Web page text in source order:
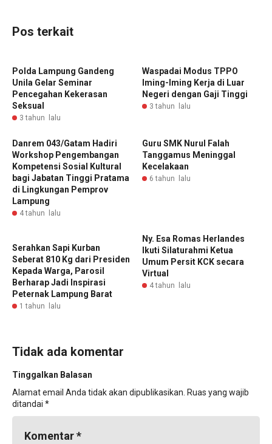
Pos terkait
Polda Lampung Gandeng
Unila Gelar Seminar
Pencegahan Kekerasan
Seksual
3 tahun lalu
Waspadai Modus TPPO
Iming-Iming Kerja di Luar
Negeri dengan Gaji Tinggi
3 tahun lalu
Danrem 043/Gatam Hadiri
Workshop Pengembangan
Kompetensi Sosial Kultural
bagi Jabatan Tinggi Pratama
di Lingkungan Pemprov
Lampung
4 tahun lalu
Guru SMK Nurul Falah
Tanggamus Meninggal
Kecelakaan
6 tahun lalu
‎Serahkan Sapi Kurban
Seberat 810 Kg dari Presiden
Kepada Warga, Parosil
Berharap Jadi Inspirasi
Peternak Lampung Barat
1 tahun lalu
Ny. Esa Romas Herlandes
Ikuti Silaturahmi Ketua
Umum Persit KCK secara
Virtual
4 tahun lalu
Tidak ada komentar
Tinggalkan Balasan
Alamat email Anda tidak akan dipublikasikan. Ruas yang wajib
ditandai *
Komentar*